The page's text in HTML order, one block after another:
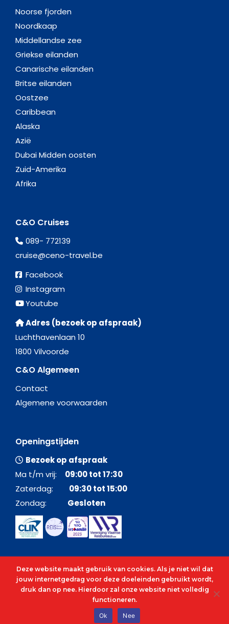
Noorse fjorden
Noordkaap
Middellandse zee
Griekse eilanden
Canarische eilanden
Britse eilanden
Oostzee
Caribbean
Alaska
Azië
Dubai Midden oosten
Zuid-Amerika
Afrika
C&O Cruises
089- 772139
cruise@ceno-travel.be
Facebook
Instagram
Youtube
Adres (bezoek op afspraak)
Luchthavenlaan 10
1800 Vilvoorde
C&O Algemeen
Contact
Algemene voorwaarden
Openingstijden
Bezoek op afspraak
Ma t/m vrij: 09:00 tot 17:30
Zaterdag: 09:30 tot 15:00
Zondag: Gesloten
© 2026 - Alle rechten voorbehouden - C&O Cruises
Deze website maakt gebruik van cookies. Als je niet wil dat
jouw internetgedrag voor deze doeleinden gebruikt wordt,
druk dan op nee. Hierdoor zal onze website niet volledig
functioneren.
Ok Nee